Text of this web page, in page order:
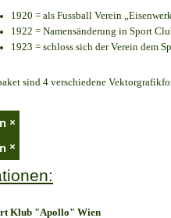
1920 = als Fussball Verein
1922 = Namensänderung in Sport
1923 = schloss sich der Verein dem
sind 4 verschiedene
×
×
Klub "Apollo" Wien